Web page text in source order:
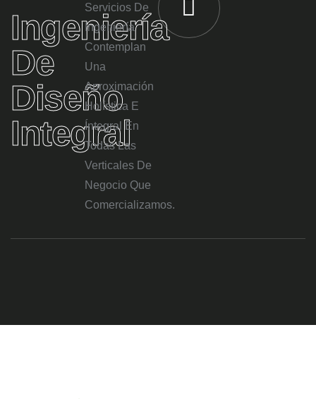
Ingeniería
De
Diseño
Integral
Servicios De
Ingeniería
Contemplan
Una
Aproximación
Holística E
Íntegral En
Todas Las
Verticales De
Negocio Que
Comercializamos.